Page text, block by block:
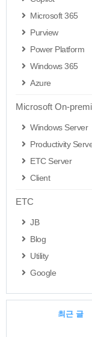
Microsoft 365
Purview
Power Platform
Windows 365
Azure
Microsoft On-
Windows Server
Productivity
ETC Server
Client
ETC
JB
Blog
Utility
Google
최근 글